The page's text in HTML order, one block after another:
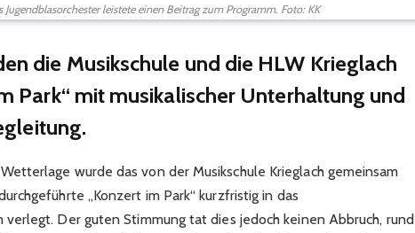
Jugendblasorchester leistete einen Beitrag zum Programm. Foto: KK
die Musikschule und die HLW Krieglach
Park“ mit musikalischer Unterhaltung und
wurde das von der Musikschule Krieglach gemeinsam
„Konzert im Park“ kurzfristig in das
Der guten Stimmung tat dies jedoch keinen Abbruch, rund